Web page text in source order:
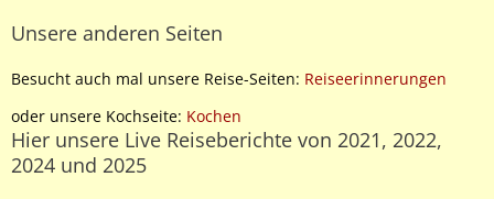
Unsere anderen Seiten
Besucht auch mal unsere Reise-Seiten: Reiseerinnerungen
oder unsere Kochseite: Kochen
Hier unsere Live Reiseberichte von 2021, 2022,
2024 und 2025